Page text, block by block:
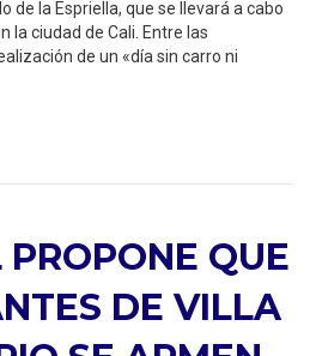
de la Espriella, que se llevará a cabo
la ciudad de Cali. Entre las
de un «día sin carro ni
QUE
DE VILLA